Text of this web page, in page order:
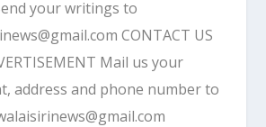
your writings to
CONTACT US
Mail us your
address and phone number to